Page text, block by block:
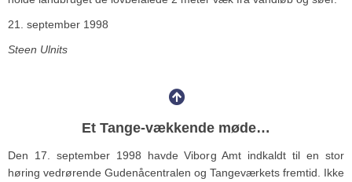
21. september 1998
Steen Ulnits
Et Tange-vækkende møde…
Den 17. september 1998 havde Viborg Amt indkaldt til en stor
høring vedrørende Gudenåcentralen og Tangeværkets fremtid. Ikke